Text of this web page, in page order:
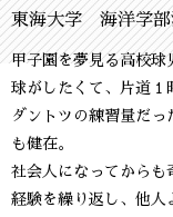
東海大学 海洋学部
甲子園を夢見る高校球
球がしたくて、片道１
ダントツの練習量だ
も健在。
社会人になってからも
経験を繰り返し、他人